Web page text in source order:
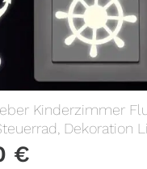
Kinderzimmer
Dekoration
€